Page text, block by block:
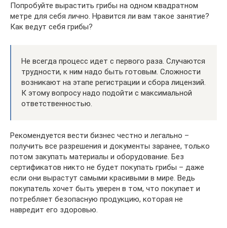
Попробуйте вырастить грибы на одном квадратном
метре для себя лично. Нравится ли вам такое занятие?
Как ведут себя грибы?
Не всегда процесс идет с первого раза. Случаются
трудности, к ним надо быть готовым. Сложности
возникают на этапе регистрации и сбора лицензий.
К этому вопросу надо подойти с максимальной
ответственностью.
Рекомендуется вести бизнес честно и легально –
получить все разрешения и документы заранее, только
потом закупать материалы и оборудование. Без
сертификатов никто не будет покупать грибы – даже
если они вырастут самыми красивыми в мире. Ведь
покупатель хочет быть уверен в том, что покупает и
потребляет безопасную продукцию, которая не
навредит его здоровью.